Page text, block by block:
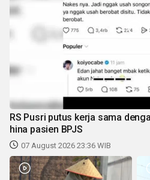
RS Pusri putus kerja sama
hina pasien BPJS
07 August 2026 23:36 WIB